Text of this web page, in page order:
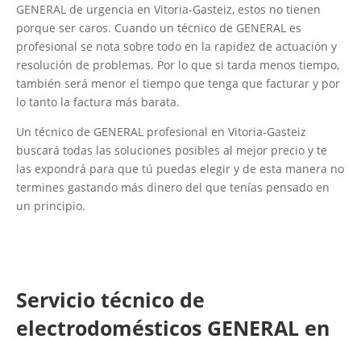
GENERAL de urgencia en Vitoria-Gasteiz, estos no tienen
porque ser caros. Cuando un técnico de GENERAL es
profesional se nota sobre todo en la rapidez de actuación y
resolución de problemas. Por lo que si tarda menos tiempo,
también será menor el tiempo que tenga que facturar y por
lo tanto la factura más barata.
Un técnico de GENERAL profesional en Vitoria-Gasteiz
buscará todas las soluciones posibles al mejor precio y te
las expondrá para que tú puedas elegir y de esta manera no
termines gastando más dinero del que tenías pensado en
un principio.
Servicio técnico de
electrodomésticos GENERAL en